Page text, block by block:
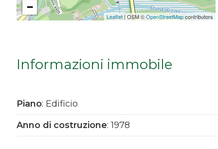
−
Leaflet| OSM ©OpenStreetMapcontributors
Informazioni immobile
Piano: Edificio
Anno di costruzione: 1978
Totale
Locali
minimi